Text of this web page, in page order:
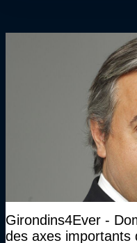
Girondins4Ever -
des axes importants